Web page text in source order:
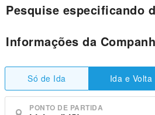
Pesquise especificando
Informações da
Só de Ida Ida e Volta
PONTO DE PARTIDA